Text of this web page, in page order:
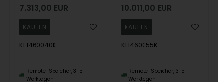
7.313,00 EUR
KF1460040K
Remote-Speicher, 3-5
Werktagen
10.011,00 EUR
KF1460055K
Remote-Speicher, 3-5
Werktagen